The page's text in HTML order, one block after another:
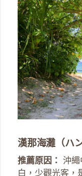
漢那海灘（ハ
推薦原因：
沖
白，少觀光客，